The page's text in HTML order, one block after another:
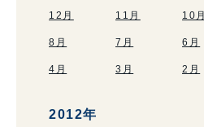
12月 11月 10月
8月 7月 6月
4月 3月 2月
2012年